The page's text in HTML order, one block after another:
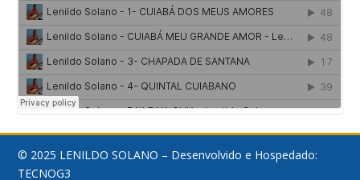
© 2025 LENILDO SOLANO – Desenvolvido e Hospedado:
TECNOG3